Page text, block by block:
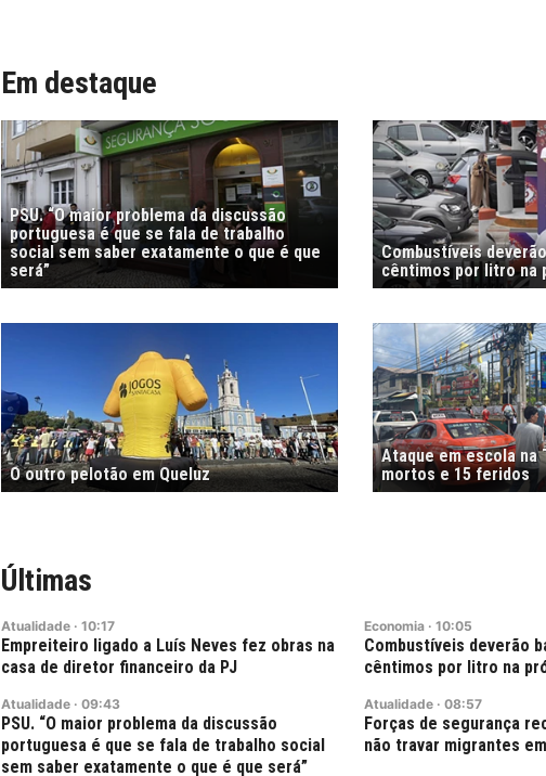
Em destaque
PSU. “O maior problema da discussão
portuguesa é que se fala de trabalho
social sem saber exatamente o que é que
será”
Combustíveis
cêntimos por litro na
O outro pelotão em Queluz
Ataque em escola na
mortos e 15 feridos
Últimas
Atualidade · 10:17
Empreiteiro ligado a Luís Neves fez obras na
casa de diretor financeiro da PJ
Economia · 10:05
Combustíveis deverão
cêntimos por litro na
Atualidade · 09:43
PSU. “O maior problema da discussão
portuguesa é que se fala de trabalho social
sem saber exatamente o que é que será”
Atualidade · 08:57
Forças de segurança
não travar migrantes